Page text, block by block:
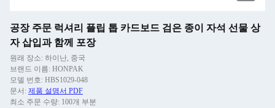
공장 주문 럭셔리 플립 톱 카드보드 검은 종이 자석 선물 상
자 삽입과 함께 포장
원래 장소: 하이난, 중국
브랜드 이름: HONPAK
모델 번호: HBS1029-048
문서: 제품 설명서 PDF
최소 주문 수량: 100개 부분